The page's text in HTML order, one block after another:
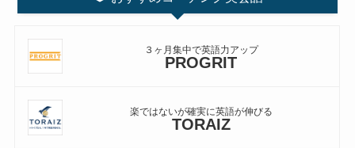
３ヶ月集中で英語力アップ
PROGRIT
楽ではないが確実に英語が伸びる
TORAIZ